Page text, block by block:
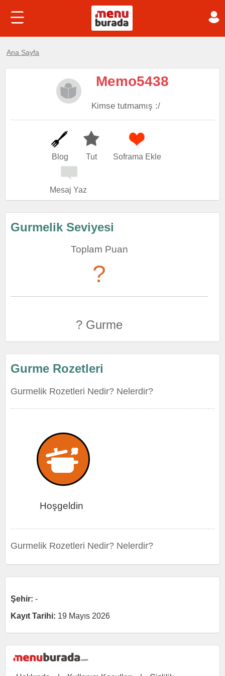
Ana Sayfa
Memo5438
Kimse tutmamış :/
Blog Tut Soframa Ekle
Mesaj Yaz
Gurmelik Seviyesi
Toplam Puan
?
? Gurme
Gurme Rozetleri
Gurmelik Rozetleri Nedir? Nelerdir?
Hoşgeldin
Gurmelik Rozetleri Nedir? Nelerdir?
Şehir: -
Kayıt Tarihi: 19 Mayıs 2026